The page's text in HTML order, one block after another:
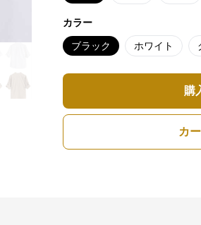
カラー
ブラック ホワイト
購
カ